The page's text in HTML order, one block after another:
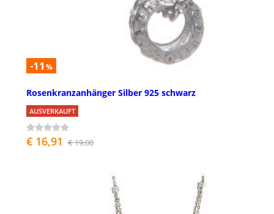
-11 %
Rosenkranzanhänger Silber 925 schwarz
AUSVERKAUFT
€ 16,91 € 19,00